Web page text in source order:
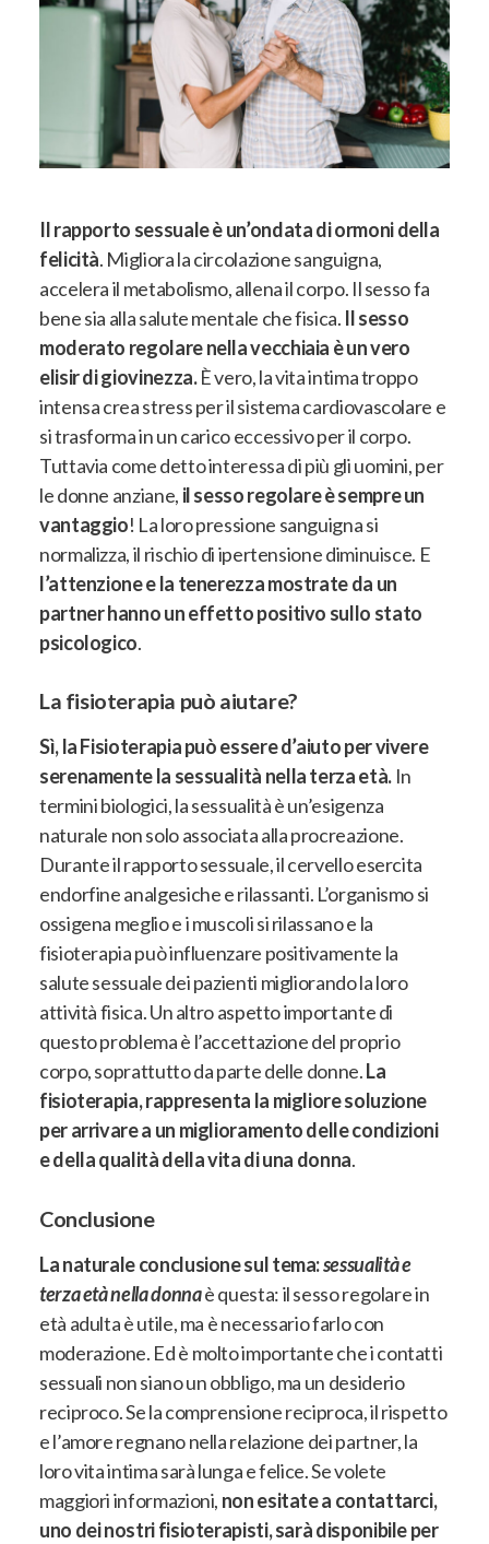
Il rapporto sessuale è un’ondata di ormoni della
felicità. Migliora la circolazione sanguigna,
accelera il metabolismo, allena il corpo. Il sesso fa
bene sia alla salute mentale che fisica. Il sesso
moderato regolare nella vecchiaia è un vero
elisir di giovinezza. È vero, la vita intima troppo
intensa crea stress per il sistema cardiovascolare e
si trasforma in un carico eccessivo per il corpo.
Tuttavia come detto interessa di più gli uomini, per
le donne anziane, il sesso regolare è sempre un
vantaggio! La loro pressione sanguigna si
normalizza, il rischio di ipertensione diminuisce. E
l’attenzione e la tenerezza mostrate da un
partner hanno un effetto positivo sullo stato
psicologico.
La fisioterapia può aiutare?
Sì, la Fisioterapia può essere d’aiuto per vivere
serenamente la sessualità nella terza età.In
termini biologici, la sessualità è un’esigenza
naturale non solo associata alla procreazione.
Durante il rapporto sessuale, il cervello esercita
endorfine analgesiche e rilassanti. L’organismo si
ossigena meglio e i muscoli si rilassano e la
fisioterapia può influenzare positivamente la
salute sessuale dei pazienti migliorando la loro
attività fisica. Un altro aspetto importante di
questo problema è l’accettazione del proprio
corpo, soprattutto da parte delle donne.La
fisioterapia, rappresenta la migliore soluzione
per arrivare a un miglioramento delle condizioni
e della qualità della vita di una donna.
Conclusione
La naturale conclusione sul tema:sessualità e
terza età nella donnaè questa:il sesso regolare in
età adulta è utile, ma è necessario farlo con
moderazione. Ed è molto importante che i contatti
sessuali non siano un obbligo, ma un desiderio
reciproco. Se la comprensione reciproca, il rispetto
e l’amore regnano nella relazione dei partner, la
loro vita intima sarà lunga e felice. Se volete
maggiori informazioni, non esitate a contattarci,
uno dei nostri fisioterapisti, sarà disponibile per